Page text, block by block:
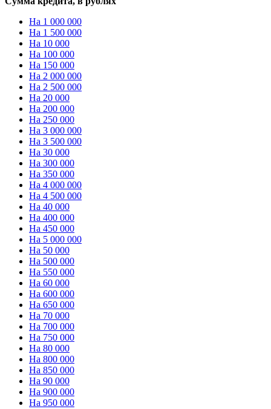
На 1 000 000
На 1 500 000
На 10 000
На 100 000
На 150 000
На 2 000 000
На 2 500 000
На 20 000
На 200 000
На 250 000
На 3 000 000
На 3 500 000
На 30 000
На 300 000
На 350 000
На 4 000 000
На 4 500 000
На 40 000
На 400 000
На 450 000
На 5 000 000
На 50 000
На 500 000
На 550 000
На 60 000
На 600 000
На 650 000
На 70 000
На 700 000
На 750 000
На 80 000
На 800 000
На 850 000
На 90 000
На 900 000
На 950 000